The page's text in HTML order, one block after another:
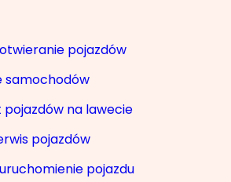
pojazdów
samochodów
na lawecie
pojazdów
pojazdu